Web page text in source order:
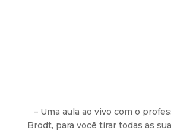
– Uma aula ao vivo com o
Brodt, para você tirar todas as